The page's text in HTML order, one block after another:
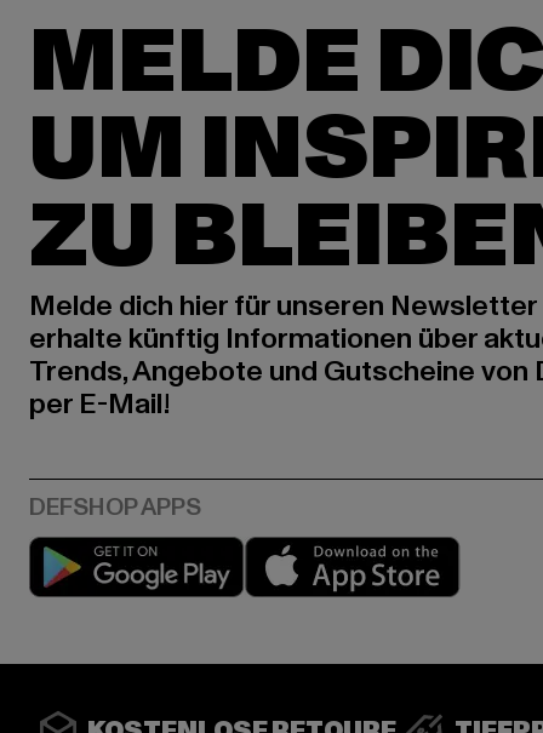
MELDE
UM
ZU
Melde dich hier für unseren Newsletter
erhalte künftig Informationen über
Trends, Angebote und Gutscheine von
per E-Mail!
Play market